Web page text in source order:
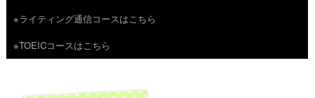
ス
キ
※ライティング通信コースはこちら
※TOEICコースはこちら